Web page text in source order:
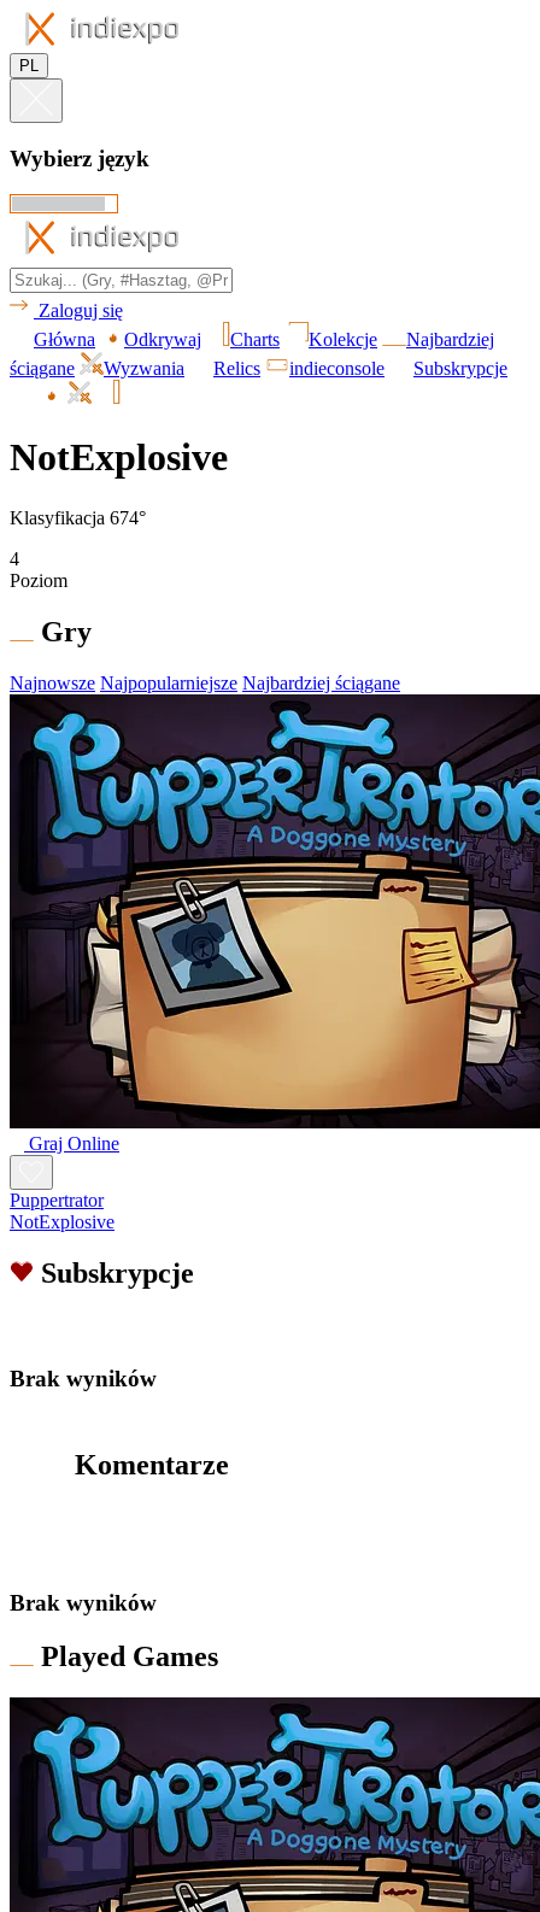
PL
Wybierz język
Zaloguj się
Główna
Odkrywaj Charts Kolekcje
Najbardziej
ściągane
Wyzwania Relics indieconsole Subskrypcje
NotExplosive
Klasyfikacja 674°
4
Poziom
Gry
Najnowsze Najpopularniejsze Najbardziej ściągane
Graj Online
Puppertrator
NotExplosive
Subskrypcje
Brak wyników
Komentarze
Brak wyników
Played Games